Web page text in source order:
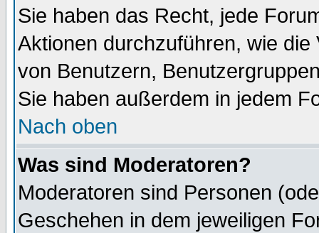
Sie haben das Recht, jede
Aktionen durchzuführen, wie
von Benutzern,
Sie haben außerdem in jedem
Nach oben
Was sind Moderatoren?
Moderatoren sind Personen
Geschehen in dem jeweiligen